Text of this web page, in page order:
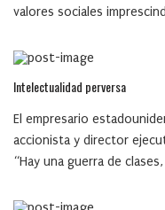
valores sociales
Intelectualidad perversa
El empresario
accionista y director
“Hay una guerra de